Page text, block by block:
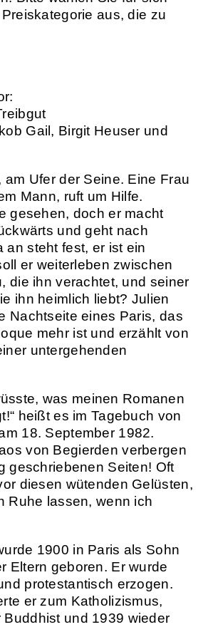
aus, die zu
Gail, Birgit Heuser und
am Ufer der Seine. Eine Frau
Mann, ruft um Hilfe.
gesehen, doch er macht
und geht nach
an steht fest, er ist ein
er weiterleben zwischen
die ihn verachtet, und seiner
ihn heimlich liebt? Julien
Nachtseite eines Paris, das
mehr ist und erzählt von
untergehenden
was meinen Romanen
heißt es im Tagebuch von
18. September 1982.
von Begierden verbergen
geschriebenen Seiten! Oft
diesen wütenden Gelüsten,
Ruhe lassen, wenn ich
1900 in Paris als Sohn
Eltern geboren. Er wurde
protestantisch erzogen.
er zum Katholizismus,
Buddhist und 1939 wieder